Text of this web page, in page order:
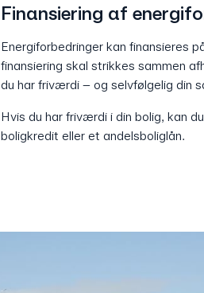
Finansiering af
Energiforbedringer kan finansieres
finansiering skal strikkes sammen
du har friværdi – og selvfølgelig din
Hvis du har friværdi i din bolig, kan
boligkredit eller et andelsboliglån.